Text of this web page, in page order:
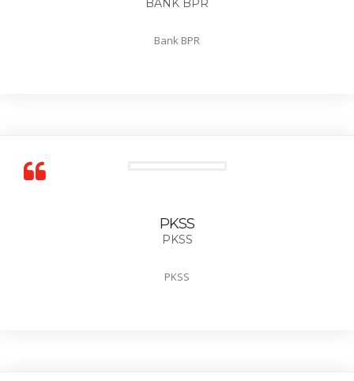
BANK BPR
Bank BPR
PKSS
PKSS
PKSS